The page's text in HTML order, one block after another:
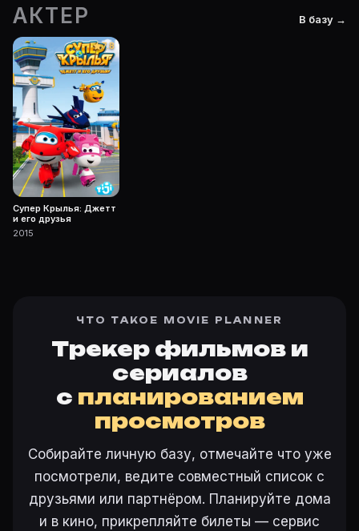
АКТЕР В базу →
7.8
Супер Крылья: Джетт
и его друзья
2015
ЧТО ТАКОЕ MOVIE PLANNER
Трекер фильмов и
сериалов
с планированием
просмотров
Собирайте личную базу, отмечайте что уже
посмотрели, ведите совместный список с
друзьями или партнёром. Планируйте дома
и в кино, прикрепляйте билеты — сервис